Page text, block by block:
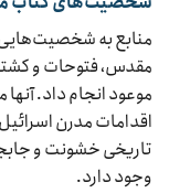
منابع به شخصیت‌هایی
مقدس، فتوحات و
موعود انجام داد.
اقدامات مدرن
تاریخی خشونت و
وجود دارد.